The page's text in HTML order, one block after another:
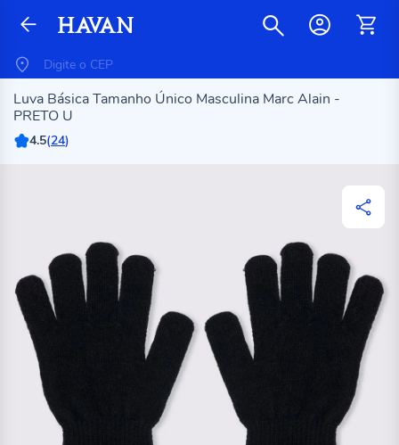
Luva Básica Tamanho Único Masculina Marc Alain -
PRETO U
4.5(24)